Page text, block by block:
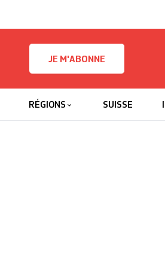
JE M'ABONNE
RÉGIONS SUISSE